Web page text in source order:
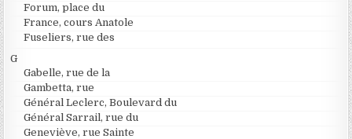
Forum, place du
France, cours Anatole
Fuseliers, rue des
G
Gabelle, rue de la
Gambetta, rue
Général Leclerc, Boulevard du
Général Sarrail, rue du
Geneviève, rue Sainte